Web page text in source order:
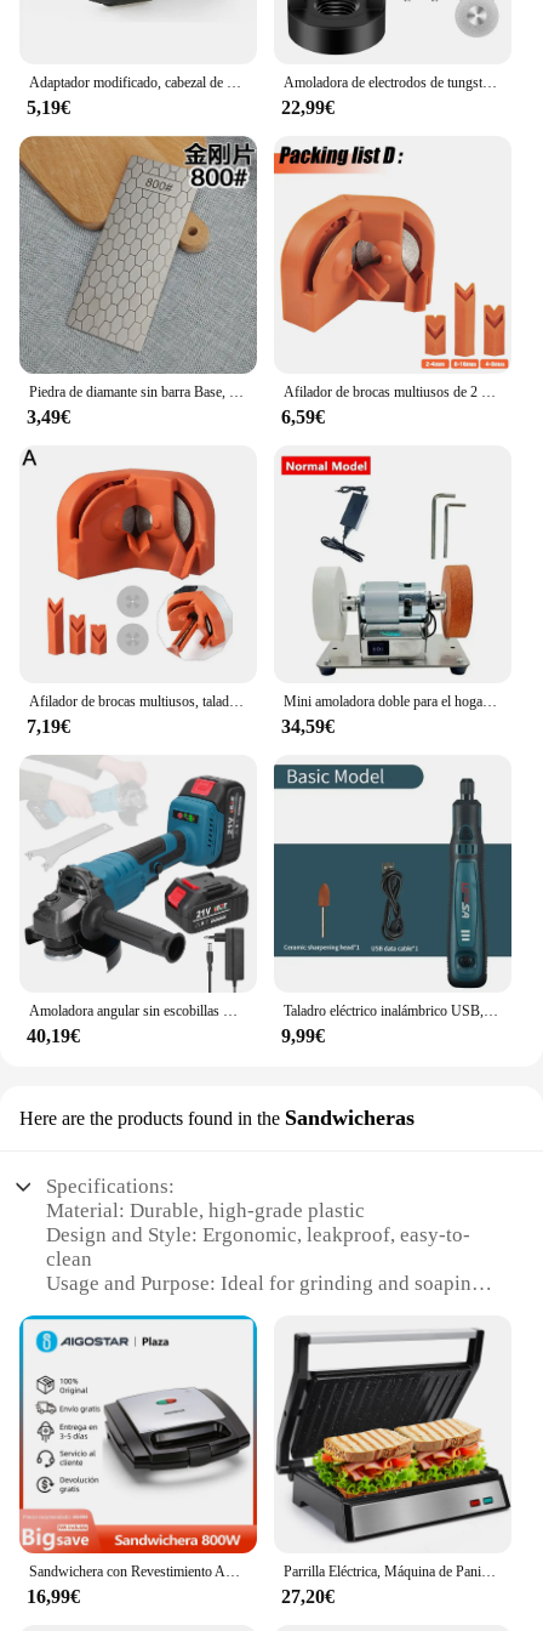
Adaptador modificado, cabezal de conversión de molienda directa para amoladora angular tipo 100 a amoladora recta, mandril M10, herramientas abrasivas de rosca
5,19€
Amoladora de electrodos de tungsteno, herramienta de soldadura TIG con ranuras de corte, orificios horizontales desplazados y de múltiples ángulos, herramienta doméstica de rectificado de electrodos de tungsteno
22,99€
Piedra de diamante sin barra Base, afilador de cuchillos usado, piedra de afilar de diamante, barras de piedra para afilar, herramienta de cocina
3,49€
Afilador de brocas multiusos de 2 a 16 mm, afilador de cuchillos para taladro de impacto eléctrico, pulidor de doble cara desechable, herramientas de pulido para el hogar
6,59€
Afilador de brocas multiusos, taladro de impacto eléctrico, afilador de cuchillos, pulido de doble cara desechable
7,19€
Mini amoladora doble para el hogar, máquina de doble muela gruesa y fina de 100W, pulidora de perforación
34,59€
Amoladora angular sin escobillas M14, herramienta de molienda, máquina cortadora, herramienta eléctrica para cortar, pulir azulejos de cerámica, madera y piedra, 21V, 125mm
40,19€
Taladro eléctrico inalámbrico USB, Mini amoladora para molienda/pulido/grabado/perforación/corte, 5000-10000-15000r, 3,6 V
9,99€
Here are the products found in the Sandwicheras
Specifications:
Material: Durable, high-grade plastic
Design and Style: Ergonomic, leakproof, easy-to-
clean
Usage and Purpose: Ideal for grinding and soaping
Performance and Property: Efficient, non-slip base
Shape or Size or Weight or Quantity: Compact,
lightweight, and portable
Parts and Accessories: Comes with a set of grinding
plates for versatile use
Features:
|Wholesale|Vendors|
**Versatile and Convenient**
The Grinding Soapy Box Leakproof Sandwicheras
is a game-changer for those who love to craft their
Sandwichera con Revestimiento Antiadherente, Placas con Forma Triangular, Indicador LED, Asa de Tacto Frío, Almacenamiento Vertical, 800W, Libre de BPA, Color Acero y Negro
16,99€
Parrilla Eléctrica, Máquina de Panini y Sandwichera, Apertura 180º, Tostadora con Placas Antiadherentes 27 x 17cm, Asa de Toque Frío, Almacenamiento Vertical, 1500W
27,20€